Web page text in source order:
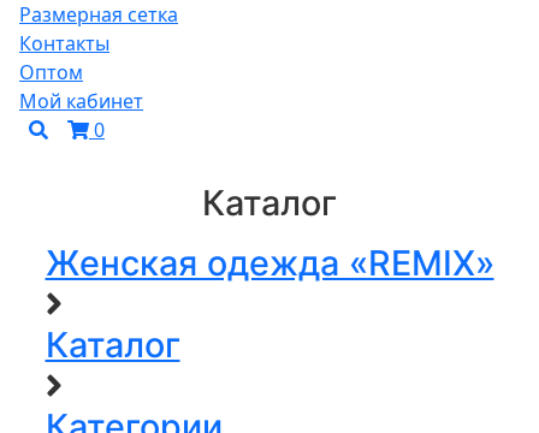
Размерная сетка
Контакты
Оптом
Мой кабинет
0
Каталог
Женская одежда «REMIX»
Каталог